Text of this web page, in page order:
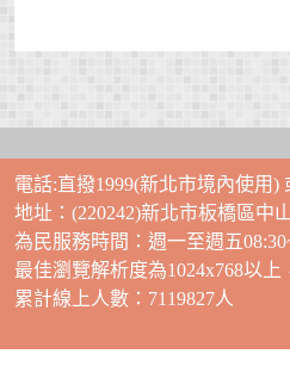
電話:直撥1999(新北市境內使用)
地址：(220242)新北市板橋區中
為民服務時間：週一至週五
最佳瀏覽解析度為1024x768以
累計線上人數：7119827人